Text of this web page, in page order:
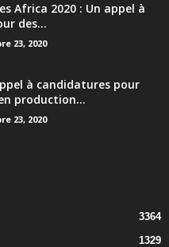
Africa 2020 : Un appel à
des...
23, 2020
à candidatures pour
production...
23, 2020
3364
1329